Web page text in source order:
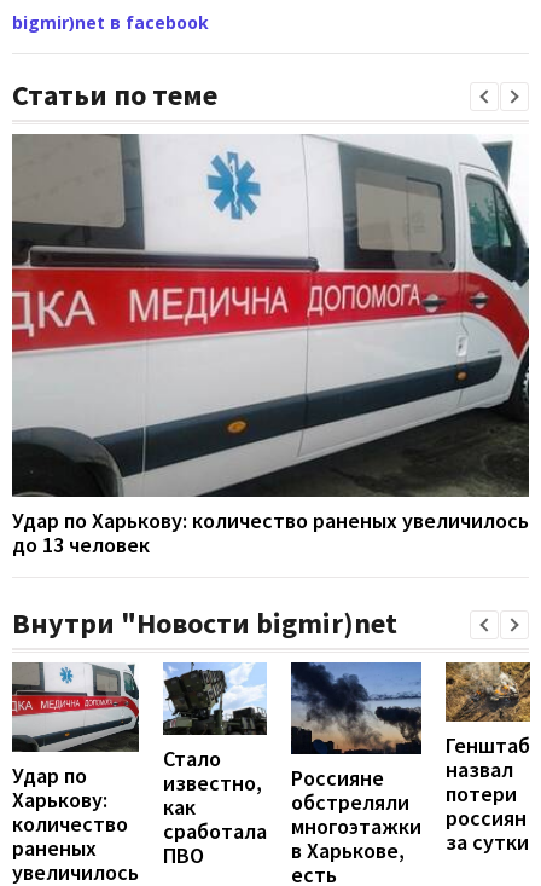
bigmir)net в facebook
Статьи по теме
Удар по Харькову: количество раненых увеличилось
до 13 человек
Внутри "Новости bigmir)net
Удар по
Харькову:
количество
раненых
увеличилось
Стало
известно,
как
сработала
ПВО
Россияне
обстреляли
многоэтажки
в Харькове,
есть
Генштаб
назвал
потери
россиян
за сутки